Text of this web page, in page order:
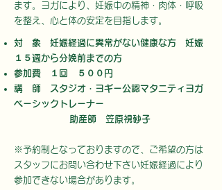
ます。ヨガにより、妊娠中の精神・肉体・呼吸
を整え、心と体の安定を目指します。
対 象 妊娠経過に異常がない健康な方 妊娠
１５週から分娩前までの方
参加費 １回 ５００円
講 師 スタジオ・ヨギー公認マタニティヨガ
ベーシックトレーナー
助産師 笠原視砂子
※予約制となっておりますので、ご希望の方は
スタッフにお問い合わせ下さい妊娠経過により
参加できない場合があります。